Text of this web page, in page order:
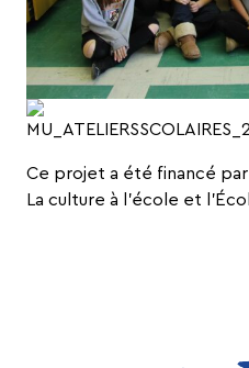
Ce projet a été financé
La culture à l’école et
NE MANQUEZ